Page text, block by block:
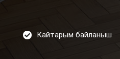
Кайтарым байланыш